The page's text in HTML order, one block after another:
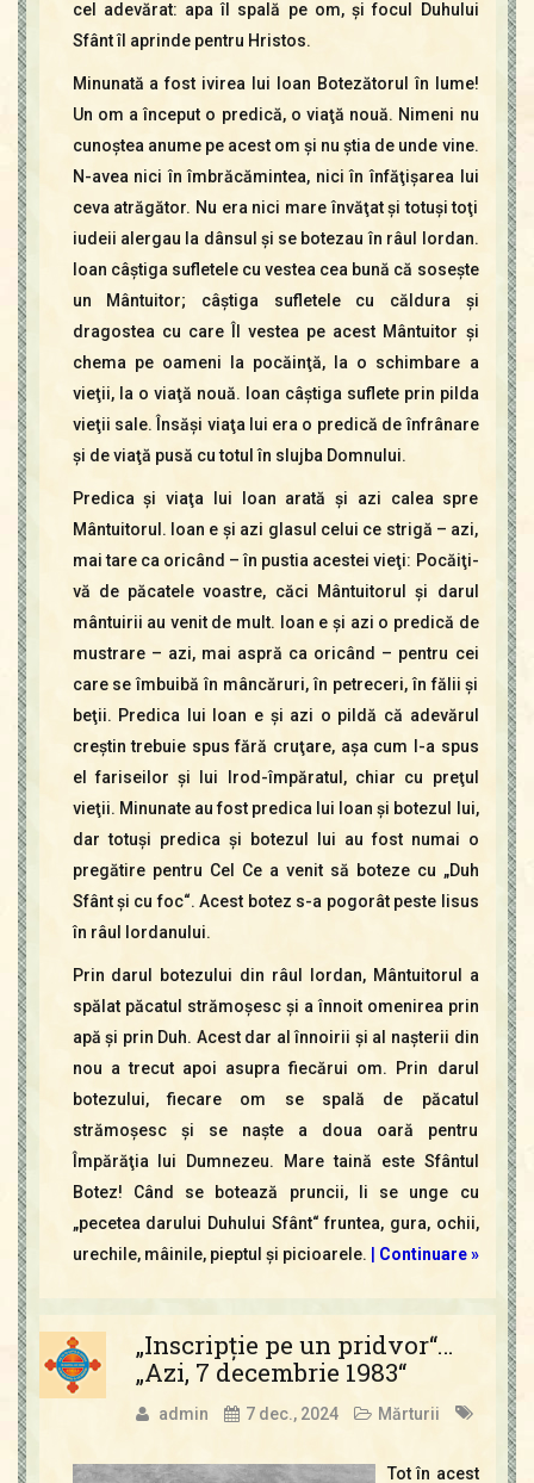
cel adevărat: apa îl spală pe om, şi focul Duhului
Sfânt îl aprinde pentru Hristos.
Minunată a fost ivirea lui Ioan Botezătorul în lume!
Un om a început o predică, o viaţă nouă. Nimeni nu
cunoştea anume pe acest om şi nu ştia de unde vine.
N-avea nici în îmbrăcămintea, nici în înfăţişarea lui
ceva atrăgător. Nu era nici mare învăţat şi totuşi toţi
iudeii alergau la dânsul şi se botezau în râul Iordan.
Ioan câştiga sufletele cu vestea cea bună că soseşte
un Mântuitor; câştiga sufletele cu căldura şi
dragostea cu care Îl vestea pe acest Mântuitor şi
chema pe oameni la pocăinţă, la o schimbare a
vieţii, la o viaţă nouă. Ioan câştiga suflete prin pilda
vieţii sale. Însăşi viaţa lui era o predică de înfrânare
şi de viaţă pusă cu totul în slujba Domnului.
Predica şi viaţa lui Ioan arată şi azi calea spre
Mântuitorul. Ioan e şi azi glasul celui ce strigă – azi,
mai tare ca oricând – în pustia acestei vieţi: Pocăiţi-
vă de păcatele voastre, căci Mântuitorul şi darul
mântuirii au venit de mult. Ioan e şi azi o predică de
mustrare – azi, mai aspră ca oricând – pentru cei
care se îmbuibă în mâncăruri, în petreceri, în fălii şi
beţii. Predica lui Ioan e şi azi o pildă că adevărul
creştin trebuie spus fără cruţare, aşa cum l-a spus
el fariseilor şi lui Irod-împăratul, chiar cu preţul
vieţii. Minunate au fost predica lui Ioan şi botezul lui,
dar totuşi predica şi botezul lui au fost numai o
pregătire pentru Cel Ce a venit să boteze cu „Duh
Sfânt şi cu foc“. Acest botez s-a pogorât peste Iisus
în râul Iordanului.
Prin darul botezului din râul Iordan, Mântuitorul a
spălat păcatul strămoşesc şi a înnoit omenirea prin
apă şi prin Duh. Acest dar al înnoirii şi al naşterii din
nou a trecut apoi asupra fiecărui om. Prin darul
botezului, fiecare om se spală de păcatul
strămoşesc şi se naşte a doua oară pentru
Împărăţia lui Dumnezeu. Mare taină este Sfântul
Botez! Când se botează pruncii, li se unge cu
„pecetea darului Duhului Sfânt“ fruntea, gura, ochii,
urechile, mâinile, pieptul şi picioarele.
Continuare »
„Inscripţie pe un pridvor“…
„Azi, 7 decembrie 1983“
admin 7 dec., 2024 Mărturii
Tot în acest